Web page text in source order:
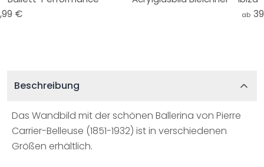
€
ab
Beschreibung
Das Wandbild mit der schönen Ballerina von Pierre
Carrier-Belleuse (1851-1932) ist in verschiedenen
Größen erhältlich.